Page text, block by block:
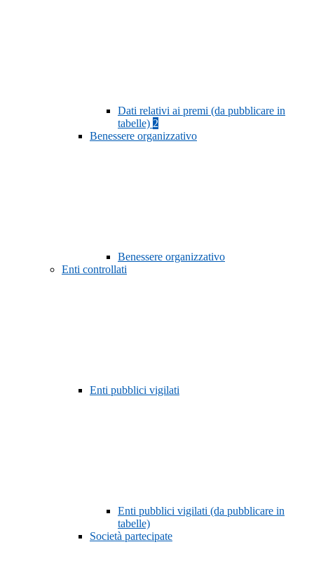
Dati relativi ai premi (da pubblicare in
tabelle) 2
Benessere organizzativo
Benessere organizzativo
Enti controllati
Enti pubblici vigilati
Enti pubblici vigilati (da pubblicare in
tabelle)
Società partecipate